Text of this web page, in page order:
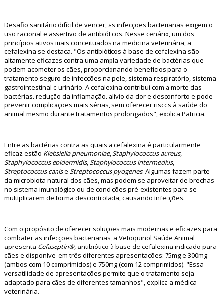
Desafio sanitário difícil de vencer, as infecções bacterianas exigem o
uso racional e assertivo de antibióticos. Nesse cenário, um dos
princípios ativos mais conceituados na medicina veterinária, a
cefalexina se destaca. "Os antibióticos à base de cefalexina são
altamente eficazes contra uma ampla variedade de bactérias que
podem acometer os cães, proporcionando benefícios para o
tratamento seguro de infecções na pele, sistema respiratório, sistema
gastrointestinal e urinário. A cefalexina contribui com a morte das
bactérias, redução da inflamação, alívio da dor e desconforto e pode
prevenir complicações mais sérias, sem oferecer riscos à saúde do
animal mesmo durante tratamentos prolongados", explica Patricia.
Entre as bactérias contra as quais a cefalexina é particularmente
eficaz estão Klebsiella pneumoniae,Staphylococcus aureus,
Staphylococcus epidermidis,Staphylococcus intermedius,
Streptococcus canise Streptococcus pyogenes. Algumas fazem parte
da microbiota natural dos cães, mas podem se aproveitar de brechas
no sistema imunológico ou de condições pré-existentes para se
multiplicarem de forma descontrolada, causando infecções.
Com o propósito de oferecer soluções mais modernas e eficazes para
combater as infecções bacterianas, a Vetoquinol Saúde Animal
apresenta Cefaseptin®, antibiótico à base de cefalexina indicado para
cães e disponível em três diferentes apresentações: 75mg e 300mg
(ambos com 10 comprimidos) e 750mg (com 12 comprimidos). "Essa
versatilidade de apresentações permite que o tratamento seja
adaptado para cães de diferentes tamanhos", explica a médica-
veterinária.